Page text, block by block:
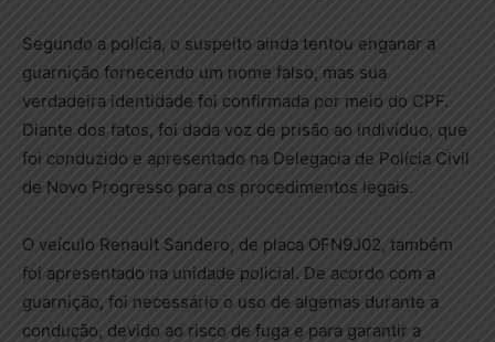
Segundo a polícia, o suspeito ainda tentou enganar a
guarnição fornecendo um nome falso, mas sua
verdadeira identidade foi confirmada por meio do CPF.
Diante dos fatos, foi dada voz de prisão ao indivíduo, que
foi conduzido e apresentado na Delegacia de Polícia Civil
de Novo Progresso para os procedimentos legais.
O veículo Renault Sandero, de placa OFN9J02, também
foi apresentado na unidade policial. De acordo com a
guarnição, foi necessário o uso de algemas durante a
condução, devido ao risco de fuga e para garantir a